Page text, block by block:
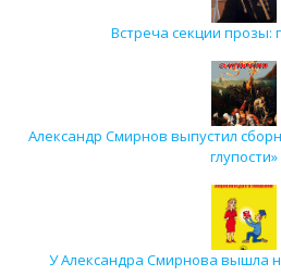
Встреча секции прозы:
Александр Смирнов выпустил
глупости»
У Александра Смирнова вышла